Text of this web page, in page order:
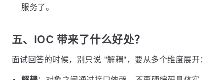
服务了。
五、IOC 带来了什么好处？
面试回答的时候，别只说 "解耦"，要从多个维度展开：